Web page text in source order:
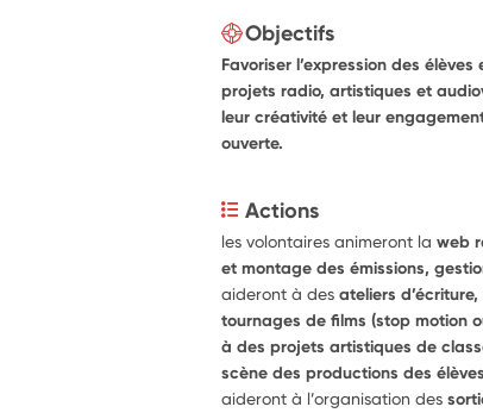
Objectifs
Favoriser l’expression des
projets radio, artistiques et
leur créativité et leur
ouverte.
Actions
les volontaires animeront la web
et montage des émissions,
aideront à des ateliers
tournages de films (stop motion
à des projets artistiques de
scène des productions des
aideront à l’organisation des